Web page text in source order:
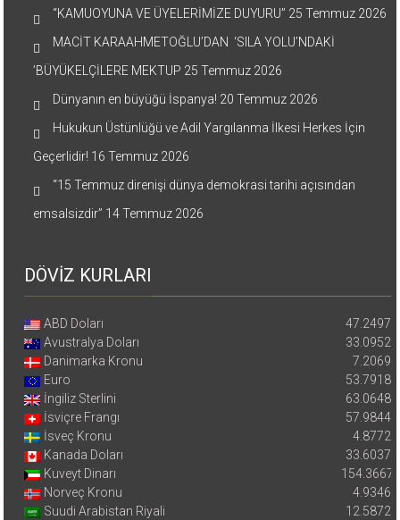
“KAMUOYUNA VE ÜYELERİMİZE DUYURU” 25 Temmuz 2026
MACİT KARAAHMETOĞLU’DAN ‘SILA YOLU’NDAKİ
’BÜYÜKELÇİLERE MEKTUP 25 Temmuz 2026
Dünyanın en büyüğü İspanya! 20 Temmuz 2026
Hukukun Üstünlüğü ve Adil Yargılanma İlkesi Herkes İçin
Geçerlidir! 16 Temmuz 2026
“15 Temmuz direnişi dünya demokrasi tarihi açısından
emsalsizdir” 14 Temmuz 2026
DÖVİZ KURLARI
ABD Doları
47.2497
Avustralya Doları
33.0952
Danimarka Kronu
7.2069
Euro
53.7918
İngiliz Sterlini
63.0648
İsviçre Frangı
57.9844
İsveç Kronu
4.8772
Kanada Doları
33.6037
Kuveyt Dinarı
154.3667
Norveç Kronu
4.9346
Suudi Arabistan Riyali
12.5872